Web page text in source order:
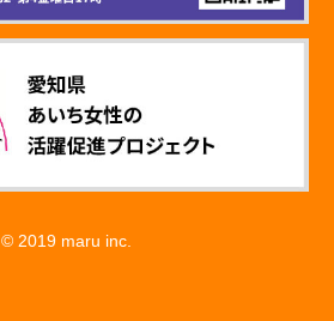
© 2019 maru inc.